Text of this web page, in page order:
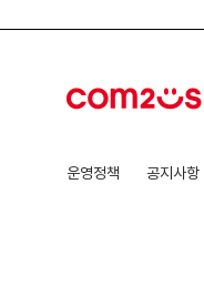
운영정책 공지사항